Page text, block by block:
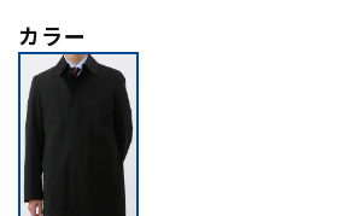
カラー